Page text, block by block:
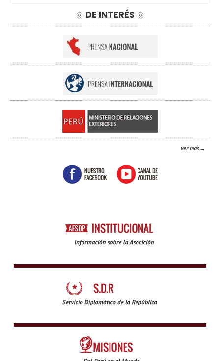
DE INTERÉS
ver más